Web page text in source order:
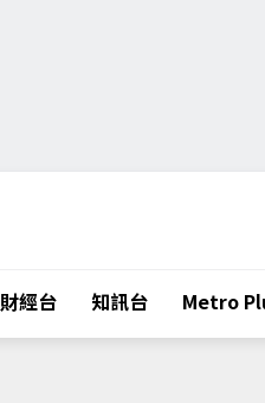
財經台 知訊台 Metro